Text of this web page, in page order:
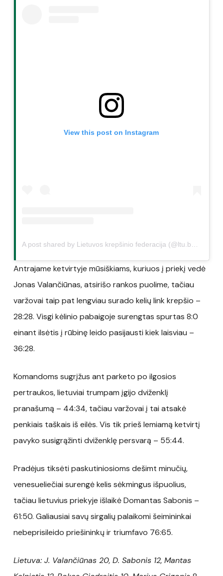
View this post on Instagram
Antrajame ketvirtyje mūsiškiams, kuriuos į priekį vedė
Jonas Valančiūnas, atsirišo rankos puolime, tačiau
varžovai taip pat lengviau surado kelių link krepšio –
28:28. Visgi kėlinio pabaigoje surengtas spurtas 8:0
einant ilsėtis į rūbinę leido pasijausti kiek laisviau –
36:28.
Komandoms sugrįžus ant parketo po ilgosios
pertraukos, lietuviai trumpam įgijo dviženklį
pranašumą – 44:34, tačiau varžovai į tai atsakė
penkiais taškais iš eilės. Vis tik prieš lemiamą ketvirtį
pavyko susigrąžinti dviženklę persvarą – 55:44.
Pradėjus tiksėti paskutiniosioms dešimt minučių,
venesueliečiai surengė kelis sėkmingus išpuolius,
tačiau lietuvius priekyje išlaikė Domantas Sabonis –
61:50. Galiausiai savų sirgalių palaikomi šeimininkai
nebeprisileido priešininkų ir triumfavo 76:65.
Lietuva: J. Valančiūnas 20, D. Sabonis 12, Mantas